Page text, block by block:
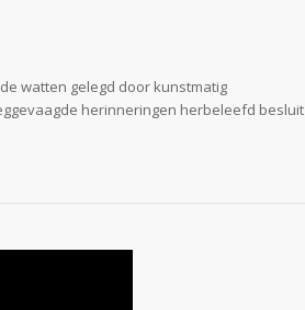
watten gelegd door kunstmatig
herinneringen herbeleefd besluit